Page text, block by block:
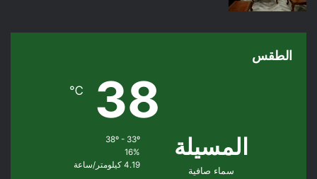
الطقس
المسيلة
سماء صافية
38
℃
38º - 33º
16%
4.19 كيلومتر/ساعة